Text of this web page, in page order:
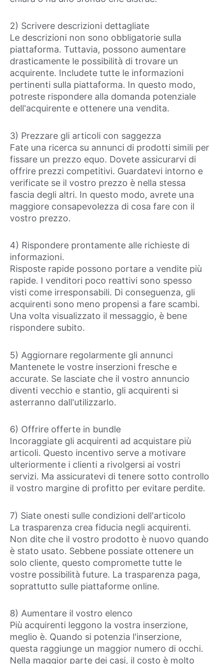
2) Scrivere descrizioni dettagliate
Le descrizioni non sono obbligatorie sulla
piattaforma. Tuttavia, possono aumentare
drasticamente le possibilità di trovare un
acquirente. Includete tutte le informazioni
pertinenti sulla piattaforma. In questo modo,
potreste rispondere alla domanda potenziale
dell'acquirente e ottenere una vendita.
3) Prezzare gli articoli con saggezza
Fate una ricerca su annunci di prodotti simili per
fissare un prezzo equo. Dovete assicurarvi di
offrire prezzi competitivi. Guardatevi intorno e
verificate se il vostro prezzo è nella stessa
fascia degli altri. In questo modo, avrete una
maggiore consapevolezza di cosa fare con il
vostro prezzo.
4) Rispondere prontamente alle richieste di
informazioni.
Risposte rapide possono portare a vendite più
rapide. I venditori poco reattivi sono spesso
visti come irresponsabili. Di conseguenza, gli
acquirenti sono meno propensi a fare scambi.
Una volta visualizzato il messaggio, è bene
rispondere subito.
5) Aggiornare regolarmente gli annunci
Mantenete le vostre inserzioni fresche e
accurate. Se lasciate che il vostro annuncio
diventi vecchio e stantio, gli acquirenti si
asterranno dall'utilizzarlo.
6) Offrire offerte in bundle
Incoraggiate gli acquirenti ad acquistare più
articoli. Questo incentivo serve a motivare
ulteriormente i clienti a rivolgersi ai vostri
servizi. Ma assicuratevi di tenere sotto controllo
il vostro margine di profitto per evitare perdite.
7) Siate onesti sulle condizioni dell'articolo
La trasparenza crea fiducia negli acquirenti.
Non dite che il vostro prodotto è nuovo quando
è stato usato. Sebbene possiate ottenere un
solo cliente, questo compromette tutte le
vostre possibilità future. La trasparenza paga,
soprattutto sulle piattaforme online.
8) Aumentare il vostro elenco
Più acquirenti leggono la vostra inserzione,
meglio è. Quando si potenzia l'inserzione,
questa raggiunge un maggior numero di occhi.
Nella maggior parte dei casi, il costo è molto